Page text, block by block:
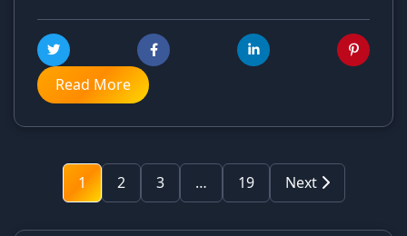
Read More
1 2 3 … 19 Next